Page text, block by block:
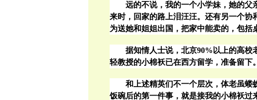
远的不说，我的一个小学妹，她的父
来时，回家的路上泪汪汪。还有另一个协
为送她和姐姐出国，把家中能卖的，包括
据知情人士说，北京90%以上的高校
轻教授的小棉袄已在西方留学，准备留下
和上述精英们不一个层次，体老虽蝼
饭碗后的第一件事，就是接我的小棉袄过